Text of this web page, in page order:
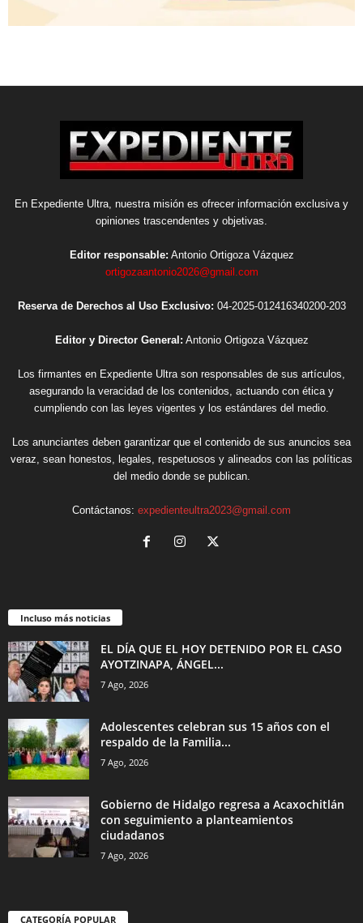
En Expediente Ultra, nuestra misión es ofrecer información exclusiva y
opiniones trascendentes y objetivas.
Editor responsable: Antonio Ortigoza Vázquez
ortigozaantonio2026@gmail.com
Reserva de Derechos al Uso Exclusivo: 04-2025-012416340200-203
Editor y Director General: Antonio Ortigoza Vázquez
Los firmantes en Expediente Ultra son responsables de sus artículos,
asegurando la veracidad de los contenidos, actuando con ética y
cumpliendo con las leyes vigentes y los estándares del medio.
Los anunciantes deben garantizar que el contenido de sus anuncios sea
veraz, sean honestos, legales, respetuosos y alineados con las políticas
del medio donde se publican.
Contáctanos: expedienteultra2023@gmail.com
Incluso más noticias
EL DÍA QUE EL HOY DETENIDO POR EL CASO
AYOTZINAPA, ÁNGEL...
7 Ago, 2026
Adolescentes celebran sus 15 años con el
respaldo de la Familia...
7 Ago, 2026
Gobierno de Hidalgo regresa a Acaxochitlán
con seguimiento a planteamientos
ciudadanos
7 Ago, 2026
CATEGORÍA POPULAR